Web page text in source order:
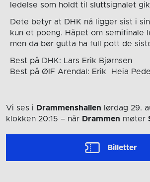
ledelse som holdt til sluttsignalet
Dete betyr at DHK nå ligger sist i
kun et poeng. Håpet om semifinale
men da bør gutta ha full pott de
Best på DHK: Lars Erik Bjørnsen
Best på ØIF Arendal: Erik Heia
Vi ses i Drammenshallen lørdag 29.
klokken 20:15 – når Drammen møter
Billetter